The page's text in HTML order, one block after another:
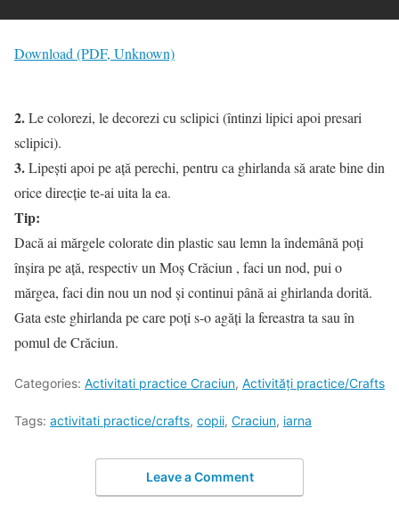
Download (PDF, Unknown)
2.Le colorezi, le decorezi cu sclipici (întinzi lipici apoi presari
sclipici).
3.Lipeşti apoi pe aţă perechi, pentru ca ghirlanda să arate bine din
orice direcţie te-ai uita la ea.
Tip:
Dacă ai mărgele colorate din plastic sau lemn la îndemână poţi
înşira pe aţă, respectiv un Moş Crăciun , faci un nod, pui o
mărgea, faci din nou un nod şi continui până ai ghirlanda dorită.
Gata este ghirlanda pe care poţi s-o agăţi la fereastra ta sau în
pomul de Crăciun.
Categories: Activitati practice Craciun, Activități practice/Crafts
Tags: activitati practice/crafts, copii, Craciun, iarna
Leave a Comment